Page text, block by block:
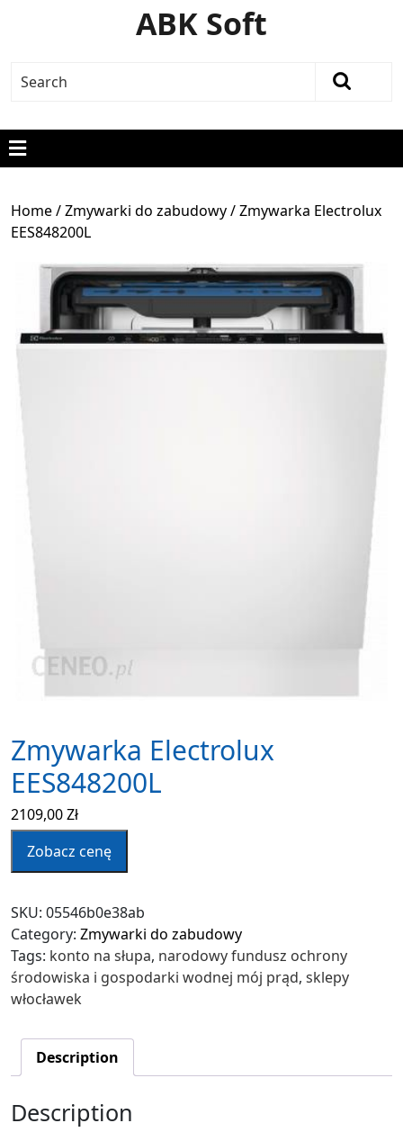
ABK Soft
Home/Zmywarki do zabudowy/ Zmywarka Electrolux
EES848200L
Zmywarka Electrolux
EES848200L
2109,00Zł
Zobacz cenę
SKU: 05546b0e38ab
Category: Zmywarki do zabudowy
Tags: konto na słupa, narodowy fundusz ochrony
środowiska i gospodarki wodnej mój prąd, sklepy
włocławek
Description
Description